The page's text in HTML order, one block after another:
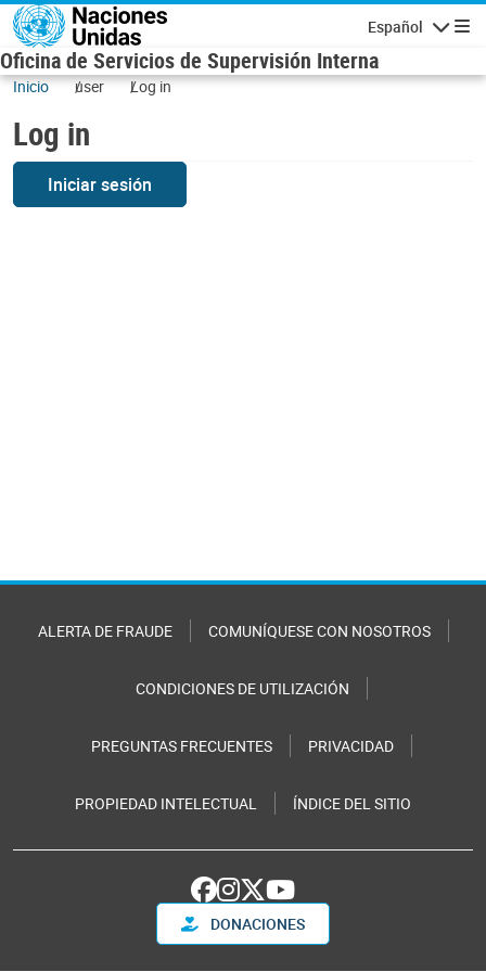
Skip to main content
Español
Oficina de Servicios de Supervisión Interna
Inicio user Log in
Log in
Iniciar sesión
ALERTA DE FRAUDE COMUNÍQUESE CON NOSOTROS
CONDICIONES DE UTILIZACIÓN
PREGUNTAS FRECUENTES PRIVACIDAD
PROPIEDAD INTELECTUAL ÍNDICE DEL SITIO
DONACIONES